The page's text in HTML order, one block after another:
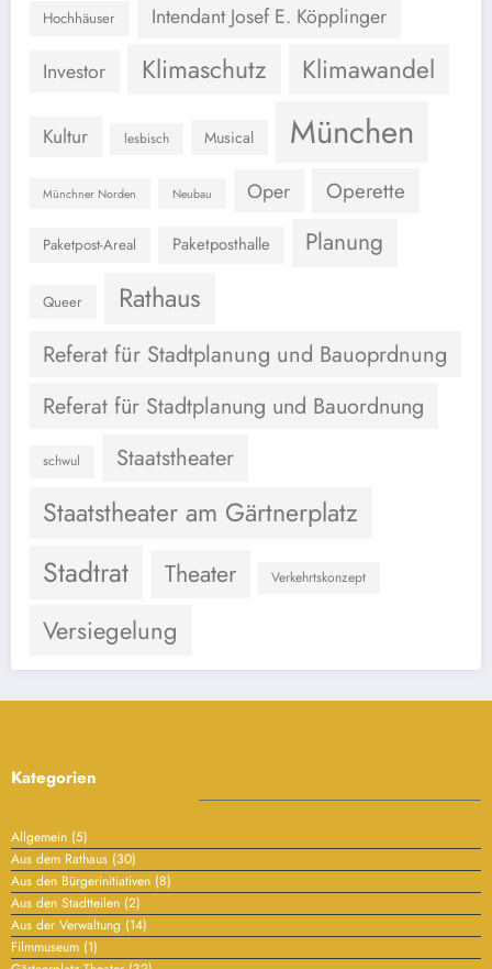
Hochhäuser
Intendant Josef E. Köpplinger
Investor
Klimaschutz Klimawandel
Kultur lesbisch Musical München
Münchner Norden Neubau Oper Operette
Paketpost-Areal Paketposthalle Planung
Queer Rathaus
Referat für Stadtplanung und Bauoprdnung
Referat für Stadtplanung und Bauordnung
schwul Staatstheater
Staatstheater am Gärtnerplatz
Stadtrat Theater Verkehrtskonzept
Versiegelung
Kategorien
Allgemein (5)
Aus dem Rathaus (30)
Aus den Bürgerinitiativen (8)
Aus den Stadtteilen (2)
Aus der Verwaltung (14)
Filmmuseum (1)